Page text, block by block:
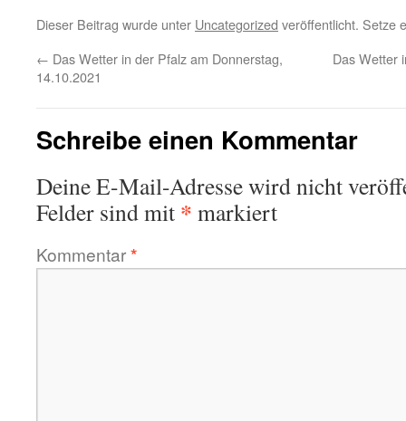
Dieser Beitrag wurde unter Uncategorized veröffentlicht. Setze
← Das Wetter in der Pfalz am Donnerstag,
14.10.2021
Das Wetter
Schreibe einen Kommentar
Deine E-Mail-Adresse wird nicht
Felder sind mit * markiert
Kommentar*